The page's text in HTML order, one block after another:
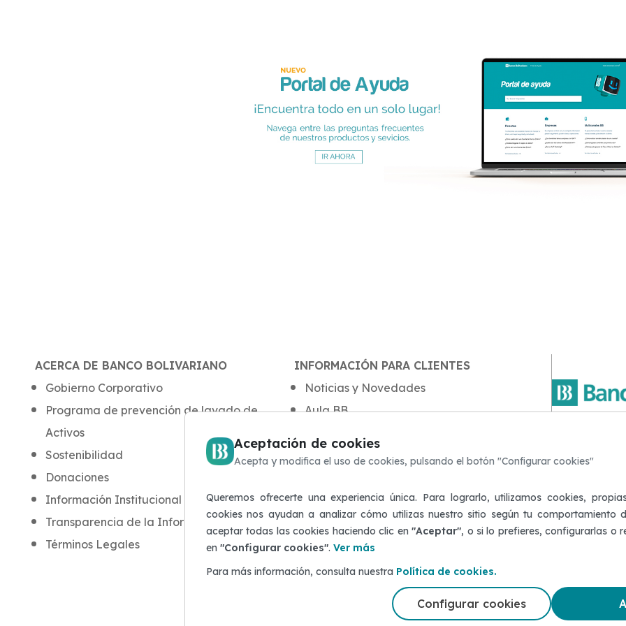
Aceptación de cookies
Acepta y modifica el uso de cookies, pulsando el botón "Configurar cookies"
Queremos ofrecerte una experiencia única. Para lograrlo, utilizamos cookies,
cookies nos ayudan a analizar cómo utilizas nuestro sitio según tu comportamiento
aceptar todas las cookies haciendo clic en"Aceptar", o si lo prefieres, configurarlas o
en "Configurar cookies". Ver más
Para más información, consulta nuestra Política de cookies.
Configurar cookies
ACERCA DE BANCO BOLIVARIANO
Gobierno Corporativo
Programa de prevención de lavado de
Activos
Sostenibilidad
Donaciones
Información Institucional
Transparencia de la Información
Términos Legales
INFORMACIÓN PARA CLIENTES
Noticias y Novedades
Aula BB
Protección de Datos
Quejas y Reclamaciones
Defensor del Cliente
ACERCA DEL SITIO WEB
Mapa del sitio
Configurar Cookies
5-50 50
(04)
200 y
Desde el